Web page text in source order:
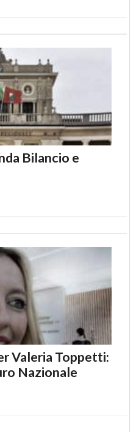
Bilancio e
Valeria Toppetti:
Nazionale